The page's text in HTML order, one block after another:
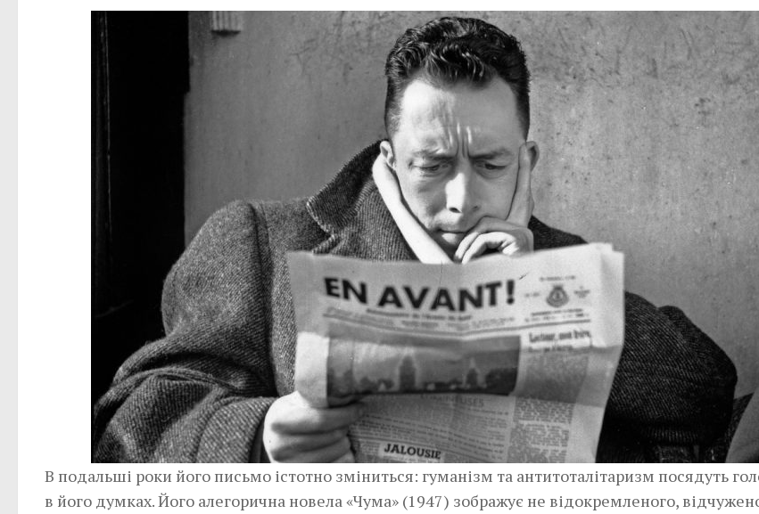
В подальші роки його письмо істотно зміниться: гуманізм та антитоталітаризм посядуть
в його думках. Його алегорична новела «Чума» (1947) зображує не відокремленого,